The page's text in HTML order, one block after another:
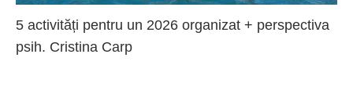
5 activități pentru un 2026 organizat + perspectiva
psih. Cristina Carp